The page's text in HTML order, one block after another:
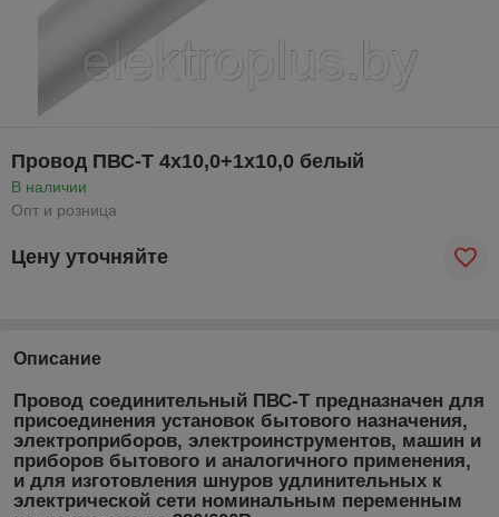
Провод ПВС-Т 4х10,0+1х10,0 белый
В наличии
Опт и розница
Цену уточняйте
Описание
Провод соединительный ПВС-Т предназначен для
присоединения установок бытового назначения,
электроприборов, электроинструментов, машин и
приборов бытового и аналогичного применения,
и для изготовления шнуров удлинительных к
электрической сети номинальным переменным